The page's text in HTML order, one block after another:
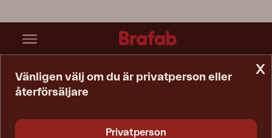
x
Vänligen välj om du är privatperson eller
återförsäljare
Privatperson